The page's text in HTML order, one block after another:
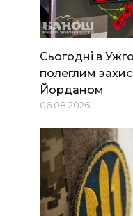
Сьогодні в
полеглим
Йорданом
06.08.2026